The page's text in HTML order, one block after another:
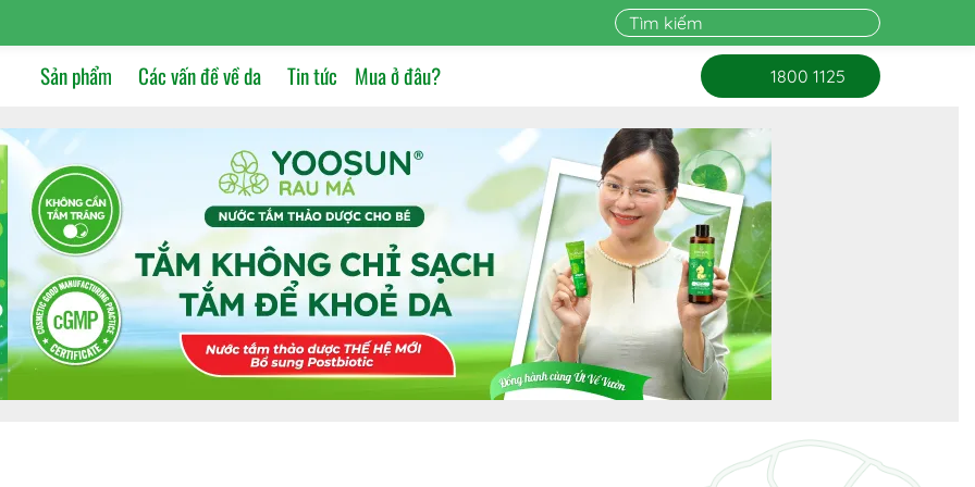
Sản phẩm Các vấn đề về da Tin tức Mua ở đâu? 1800 1125